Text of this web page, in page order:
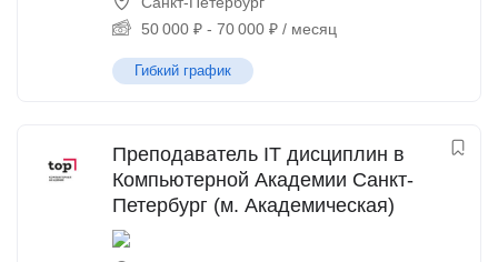
50 000 ₽ - 70 000 ₽ / месяц
Гибкий график
Преподаватель IT дисциплин в
Компьютерной Академии Санкт-
Петербург (м. Академическая)